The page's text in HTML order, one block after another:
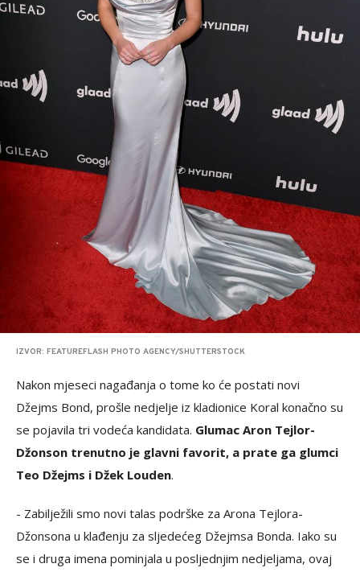
IZVOR: FEATUREFLASH PHOTO AGENCY/SHUTTERSTOCK
Nakon mjeseci nagađanja o tome ko će postati novi
Džejms Bond, prošle nedjelje iz kladionice Koral konačno su
se pojavila tri vodeća kandidata. Glumac Aron Tejlor-
Džonson trenutno je glavni favorit, a prate ga glumci
Teo Džejms i Džek Louden.
- Zabilježili smo novi talas podrške za Arona Tejlora-
Džonsona u klađenju za sljedećeg Džejmsa Bonda. Iako su
se i druga imena pominjala u posljednjim nedjeljama, ovaj